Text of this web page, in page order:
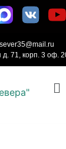
д. 71, корп. 3 оф.